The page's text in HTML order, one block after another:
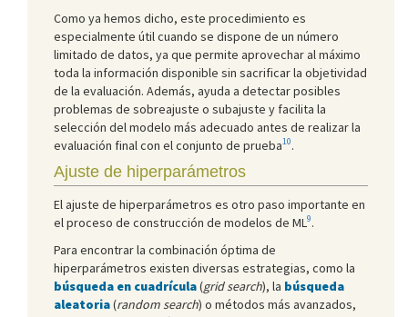
Como ya hemos dicho, este procedimiento es
especialmente útil cuando se dispone de un número
limitado de datos, ya que permite aprovechar al máximo
toda la información disponible sin sacrificar la objetividad
de la evaluación. Además, ayuda a detectar posibles
problemas de sobreajuste o subajuste y facilita la
selección del modelo más adecuado antes de realizar la
evaluación final con el conjunto de prueba10.
Ajuste de hiperparámetros
El ajuste de hiperparámetros es otro paso importante en
el proceso de construcción de modelos de ML 9.
Para encontrar la combinación óptima de
hiperparámetros existen diversas estrategias, como la
búsqueda en cuadrícula(grid search), la búsqueda
aleatoria(random search) o métodos más avanzados,